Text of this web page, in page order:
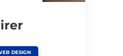
DESIGN